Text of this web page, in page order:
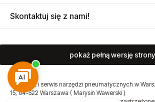
Skontaktuj się z nami!
pokaż pełną wersję strony
Sprzedaż i serwis narzędzi pneumatycznych w
15, 04-522 Warszawa ( Marysin Wawerski )